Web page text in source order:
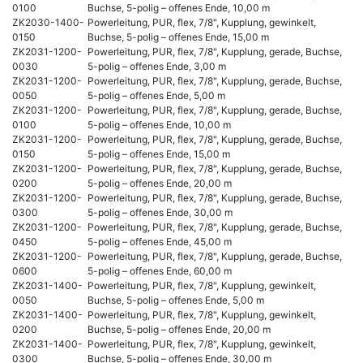
0100
Buchse, 5-polig – offenes Ende, 10,00 m
ZK2030-1400-
0150
Powerleitung, PUR, flex, 7/8", Kupplung, gewinkelt,
Buchse, 5-polig – offenes Ende, 15,00 m
ZK2031-1200-
0030
Powerleitung, PUR, flex, 7/8", Kupplung, gerade, Buchse,
5-polig – offenes Ende, 3,00 m
ZK2031-1200-
0050
Powerleitung, PUR, flex, 7/8", Kupplung, gerade, Buchse,
5-polig – offenes Ende, 5,00 m
ZK2031-1200-
0100
Powerleitung, PUR, flex, 7/8", Kupplung, gerade, Buchse,
5-polig – offenes Ende, 10,00 m
ZK2031-1200-
0150
Powerleitung, PUR, flex, 7/8", Kupplung, gerade, Buchse,
5-polig – offenes Ende, 15,00 m
ZK2031-1200-
0200
Powerleitung, PUR, flex, 7/8", Kupplung, gerade, Buchse,
5-polig – offenes Ende, 20,00 m
ZK2031-1200-
0300
Powerleitung, PUR, flex, 7/8", Kupplung, gerade, Buchse,
5-polig – offenes Ende, 30,00 m
ZK2031-1200-
0450
Powerleitung, PUR, flex, 7/8", Kupplung, gerade, Buchse,
5-polig – offenes Ende, 45,00 m
ZK2031-1200-
0600
Powerleitung, PUR, flex, 7/8", Kupplung, gerade, Buchse,
5-polig – offenes Ende, 60,00 m
ZK2031-1400-
0050
Powerleitung, PUR, flex, 7/8", Kupplung, gewinkelt,
Buchse, 5-polig – offenes Ende, 5,00 m
ZK2031-1400-
0200
Powerleitung, PUR, flex, 7/8", Kupplung, gewinkelt,
Buchse, 5-polig – offenes Ende, 20,00 m
ZK2031-1400-
0300
Powerleitung, PUR, flex, 7/8", Kupplung, gewinkelt,
Buchse, 5-polig – offenes Ende, 30,00 m